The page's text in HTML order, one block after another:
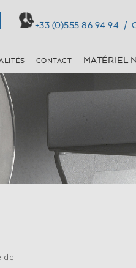
+33 (0)555 86 94 94 /
CONTACT MATÉRIEL
BARATTES
INJECTEUSES
de